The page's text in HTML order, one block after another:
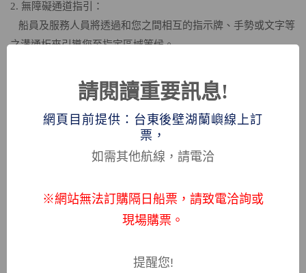
2. 無障礙通道指引：
船員及服務人員將透過和您之間相互的指示牌、手勢或文字等
之溝通板來引導您至指定區域等候。
如遇有緊急狀況時，船員或服務人員會前往和您確認並知曉如
何透過文字、圖示或燈光訊號等，來傳遞變更通知或安全須
1. 優先登船服務：
員和服務人員都會為您提早安排或優先登船入坐。
說明而協助您並引導至客艙座位。
請閱讀重要訊息!
網頁目前提供：台東後壁湖蘭嶼線上訂
票，
如需其他航線，請電洽
※網站無法訂購隔日船票，請致電洽詢或
現場購票。
提醒您!